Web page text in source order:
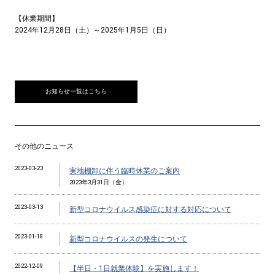
【休業期間】
2024年12月28日（土）～2025年1月5日（日）
お知らせ一覧はこちら
その他のニュース
2023-03-23 実地棚卸に伴う臨時休業のご案内
2023年3月31日（金）
2023-03-13 新型コロナウイルス感染症に対する対応について
2023-01-18 新型コロナウイルスの発生について
2022-12-09 【半日・1日就業体験】を実施します！